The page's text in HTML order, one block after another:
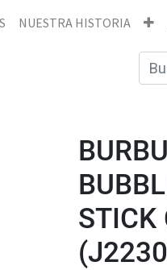
NUESTRA HISTORIA
STICK